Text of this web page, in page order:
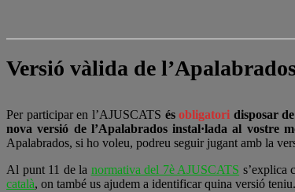
Versió vàlida de l’Apalabrados
Per participar en l’AJUSCATS ésobligatori disposar
nova versió de l’Apalabrados instal·lada al vostre
Apalabrados, si ho voleu, podreu seguir jugant amb la
Al punt 11 de la normativa del 7è AJUSCATS s’explica
català, on també us ajudem a identificar quina versió teniu.